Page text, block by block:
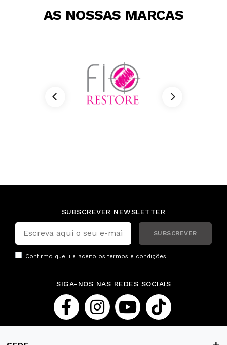
AS NOSSAS MARCAS
SUBSCREVER NEWSLETTER
SUBSCREVER
Confirmo que li e aceito os termos e condições
SIGA-NOS NAS REDES SOCIAIS